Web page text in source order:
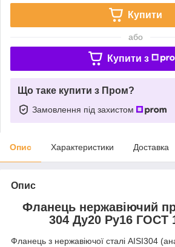
Купити
або
Купити з
Що таке купити з Пром?
Замовлення під захистом
Опис Характеристики Доставка
Опис
Фланець нержавіючий
304 Ду20 Ру16 ГОСТ
Фланець з нержавіючої сталі AISI304